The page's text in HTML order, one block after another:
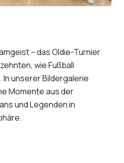
– das Oldie-Turnier
wie Fußball
unserer Bildergalerie
Momente aus der
und Legenden in